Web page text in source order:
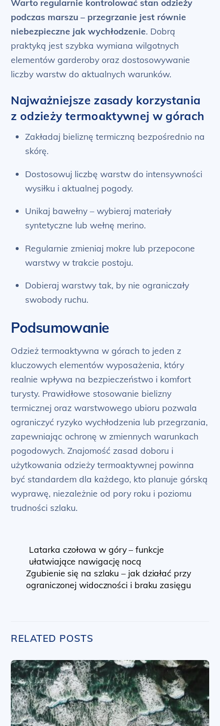
Warto regularnie kontrolować stan odzieży
podczas marszu – przegrzanie jest równie
niebezpieczne jak wychłodzenie. Dobrą
praktyką jest szybka wymiana wilgotnych
elementów garderoby oraz dostosowywanie
liczby warstw do aktualnych warunków.
Najważniejsze zasady korzystania
z odzieży termoaktywnej w górach
Zakładaj bieliznę termiczną bezpośrednio na
skórę.
Dostosowuj liczbę warstw do intensywności
wysiłku i aktualnej pogody.
Unikaj bawełny – wybieraj materiały
syntetyczne lub wełnę merino.
Regularnie zmieniaj mokre lub przepocone
warstwy w trakcie postoju.
Dobieraj warstwy tak, by nie ograniczały
swobody ruchu.
Podsumowanie
Odzież termoaktywna w górach to jeden z
kluczowych elementów wyposażenia, który
realnie wpływa na bezpieczeństwo i komfort
turysty. Prawidłowe stosowanie bielizny
termicznej oraz warstwowego ubioru pozwala
ograniczyć ryzyko wychłodzenia lub przegrzania,
zapewniając ochronę w zmiennych warunkach
pogodowych. Znajomość zasad doboru i
użytkowania odzieży termoaktywnej powinna
być standardem dla każdego, kto planuje górską
wyprawę, niezależnie od pory roku i poziomu
trudności szlaku.
Latarka czołowa w góry – funkcje
ułatwiające nawigację nocą
Zgubienie się na szlaku – jak działać przy
ograniczonej widoczności i braku zasięgu
RELATED POSTS